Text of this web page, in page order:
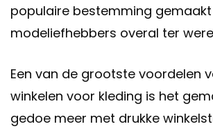
populaire bestemming
modeliefhebbers overal ter
Een van de grootste voordelen
winkelen voor kleding is het
gedoe meer met drukke